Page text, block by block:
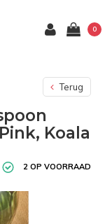
0
Terug
Koala
2 OP VOORRAAD